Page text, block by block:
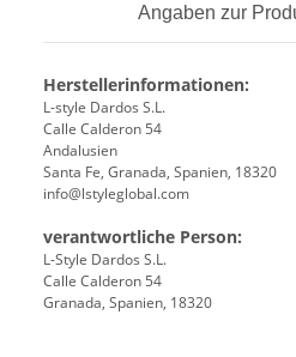
Angaben zur
Herstellerinformationen:
L-style Dardos S.L.
Calle Calderon 54
Andalusien
Santa Fe, Granada, Spanien, 18320
info@lstyleglobal.com
verantwortliche Person:
L-Style Dardos S.L.
Calle Calderon 54
Granada, Spanien, 18320